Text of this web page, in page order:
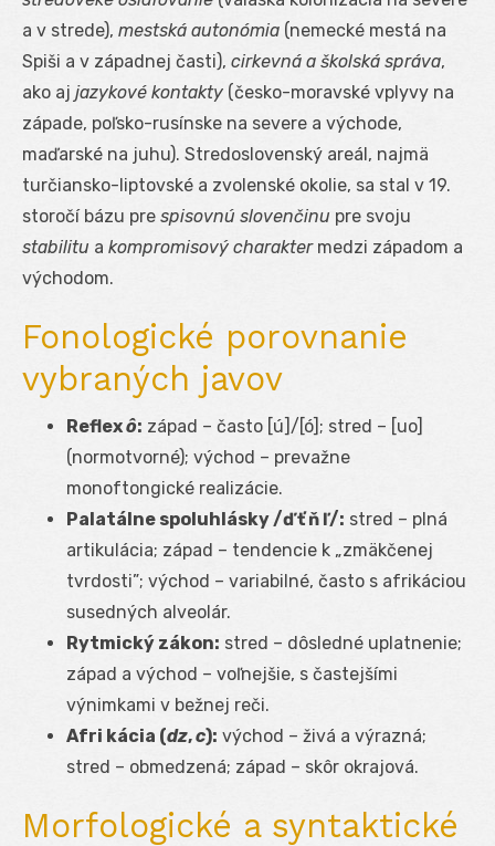
a v strede), mestská autonómia (nemecké mestá na
Spiši a v západnej časti), cirkevná a školská správa,
ako aj jazykové kontakty (česko-moravské vplyvy na
západe, poľsko-rusínske na severe a východe,
maďarské na juhu). Stredoslovenský areál, najmä
turčiansko-liptovské a zvolenské okolie, sa stal v 19.
storočí bázu pre spisovnú slovenčinu pre svoju
stabilitu a kompromisový charaktermedzi západom a
východom.
Fonologické porovnanie
vybraných javov
Reflexô: západ – často [ú]/[ó]; stred – [uo]
(normotvorné); východ – prevažne
monoftongické realizácie.
Palatálne spoluhlásky /ď ť ň ľ/: stred – plná
artikulácia; západ – tendencie k „zmäkčenej
tvrdosti”; východ – variabilné, často s afrikáciou
susedných alveolár.
Rytmický zákon: stred – dôsledné uplatnenie;
západ a východ – voľnejšie, s častejšími
výnimkami v bežnej reči.
Afri kácia (dz,c): východ – živá a výrazná;
stred – obmedzená; západ – skôr okrajová.
Morfologické a syntaktické